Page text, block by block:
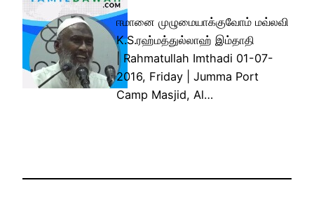
ஈமானை முழுமையாக்குவோம் மவ்லவி
K.S.ரஹ்மத்துல்லாஹ் இம்தாதி
| Rahmatullah Imthadi 01-07-
2016, Friday | Jumma Port
Camp Masjid, Al…